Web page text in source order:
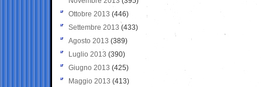
Ottobre 2013 (446)
Settembre 2013 (433)
Agosto 2013 (389)
Luglio 2013 (390)
Giugno 2013 (425)
Maggio 2013 (413)